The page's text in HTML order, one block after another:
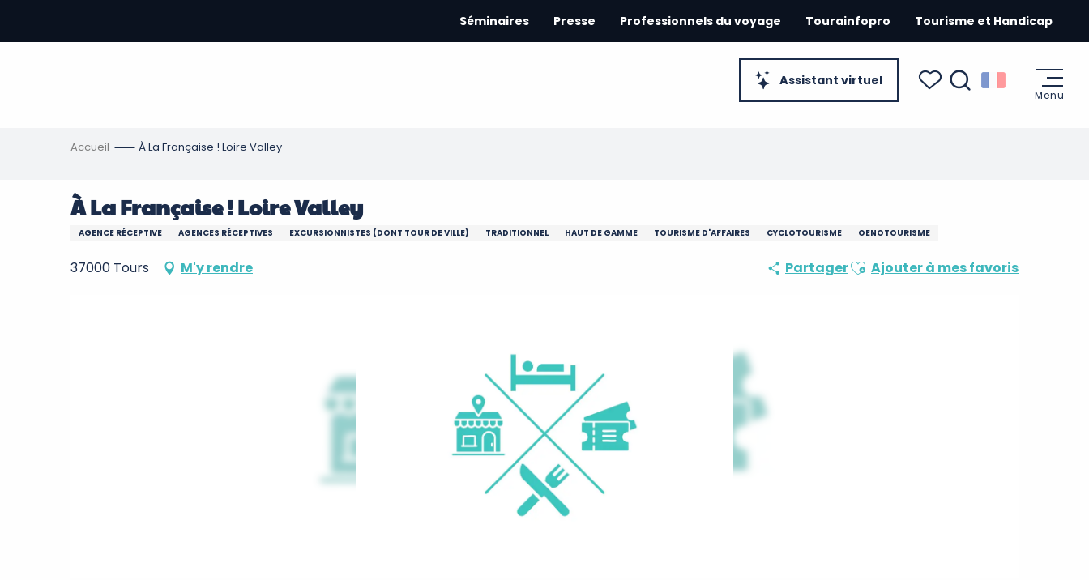
contenu
Assistant virtuel
Séminaires Presse Professionnels du voyage Tourainfopro Tourisme et Handicap
Menu
Accueil À La Française ! Loire Valley
À La Française ! Loire Valley
AGENCE RÉCEPTIVE AGENCES RÉCEPTIVES EXCURSIONNISTES (DONT TOUR DE VILLE) TRADITIONNEL HAUT DE GAMME TOURISME D'AFFAIRES CYCLOTOURISME OENOTOURISME
37000 Tours M'y rendre PartagerAjouter aux favoris
Ajouter à mes favoris